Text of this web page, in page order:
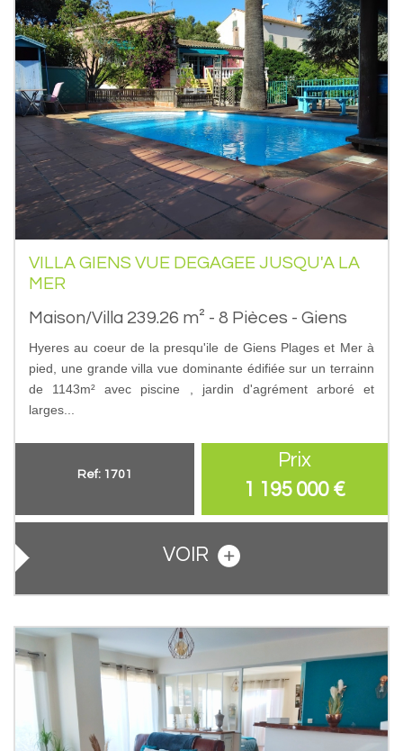
VILLA GIENS VUE DEGAGEE JUSQU'A LA
MER
Maison/Villa 239.26 m² - 8 Pièces - Giens
Hyeres au coeur de la presqu'ile de Giens Plages et Mer à
pied, une grande villa vue dominante édifiée sur un terrainn
de 1143m² avec piscine , jardin d'agrément arboré et
larges...
Ref: 1701
Prix
1 195 000 €
VOIR